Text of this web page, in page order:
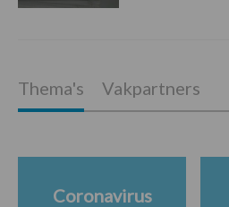
Thema's Vakpartners
Coronavirus